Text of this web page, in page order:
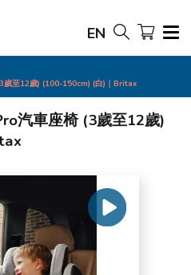
EN
至12歲) (100-150cm) (白)｜Britax
汽車座椅 (3歲至12歲)